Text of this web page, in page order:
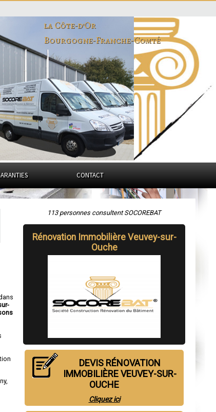
la Côte-d'Or
Bourgogne-Franche-Comté
CONTACT
,
113 personnes consultent SOCOREBAT
Rénovation Immobilière Veuvey-sur-
Ouche
DEVIS RÉNOVATION
IMMOBILIÈRE VEUVEY-SUR-
OUCHE
Cliquez ici